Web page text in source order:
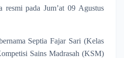
resmi pada Jum’at 09 Agustus
Septia Fajar Sari (Kelas
Sains Madrasah (KSM)